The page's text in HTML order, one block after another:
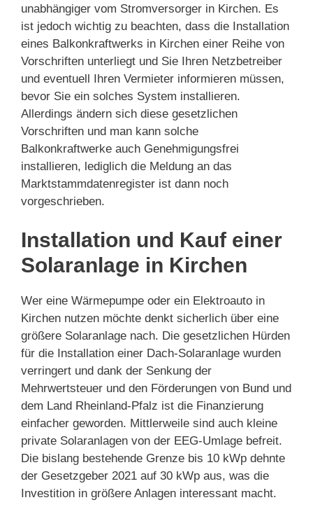
unabhängiger vom Stromversorger in Kirchen. Es
ist jedoch wichtig zu beachten, dass die Installation
eines Balkonkraftwerks in Kirchen einer Reihe von
Vorschriften unterliegt und Sie Ihren Netzbetreiber
und eventuell Ihren Vermieter informieren müssen,
bevor Sie ein solches System installieren.
Allerdings ändern sich diese gesetzlichen
Vorschriften und man kann solche
Balkonkraftwerke auch Genehmigungsfrei
installieren, lediglich die Meldung an das
Marktstammdatenregister ist dann noch
vorgeschrieben.
Installation und Kauf einer
Solaranlage in Kirchen
Wer eine Wärmepumpe oder ein Elektroauto in
Kirchen nutzen möchte denkt sicherlich über eine
größere Solaranlage nach. Die gesetzlichen Hürden
für die Installation einer Dach-Solaranlage wurden
verringert und dank der Senkung der
Mehrwertsteuer und den Förderungen von Bund und
dem Land Rheinland-Pfalz ist die Finanzierung
einfacher geworden. Mittlerweile sind auch kleine
private Solaranlagen von der EEG-Umlage befreit.
Die bislang bestehende Grenze bis 10 kWp dehnte
der Gesetzgeber 2021 auf 30 kWp aus, was die
Investition in größere Anlagen interessant macht.